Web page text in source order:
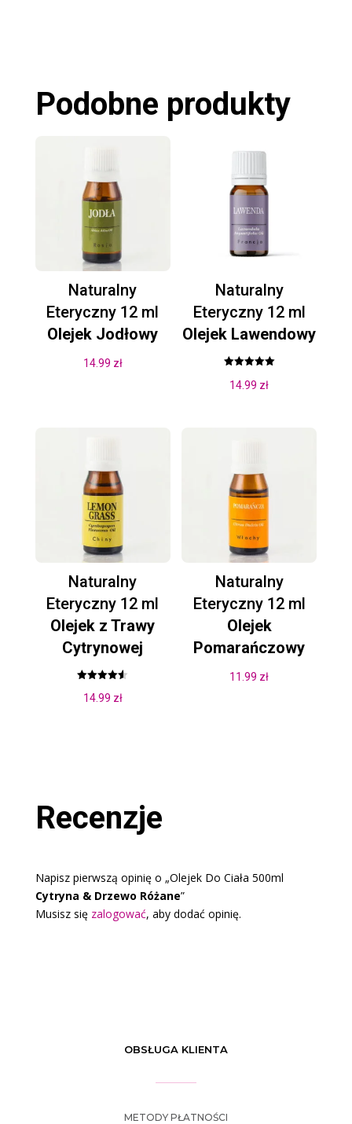
Podobne produkty
Naturalny
Eteryczny 12 ml
Olejek Jodłowy
14.99 zł
Naturalny
Eteryczny 12 ml
Olejek Lawendowy
5.00
14.99 zł
Naturalny
Eteryczny 12 ml
Olejek z Trawy
Cytrynowej
4.50
14.99 zł
Naturalny
Eteryczny 12 ml
Olejek
Pomarańczowy
11.99 zł
Recenzje
Napisz pierwszą opinię o „Olejek Do Ciała 500ml
Cytryna & Drzewo Różane”
Musisz się zalogować, aby dodać opinię.
OBSŁUGA KLIENTA
METODY PŁATNOŚCI